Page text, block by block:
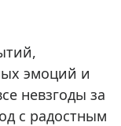
эмоций и
невзгоды за
с радостным